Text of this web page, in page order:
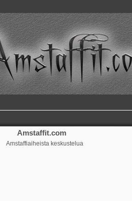
Amstaffit.com
Amstaffiaiheista keskustelua